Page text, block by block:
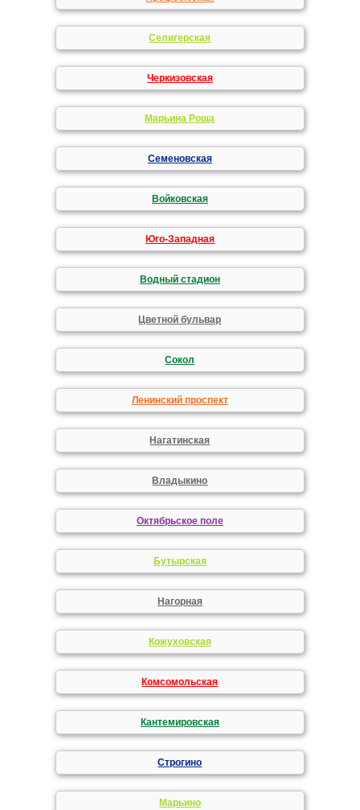
Селигерская
Черкизовская
Марьина Роща
Семеновская
Войковская
Юго-Западная
Водный стадион
Цветной бульвар
Сокол
Ленинский проспект
Нагатинская
Владыкино
Октябрьское поле
Бутырская
Нагорная
Кожуховская
Комсомольская
Кантемировская
Строгино
Марьино